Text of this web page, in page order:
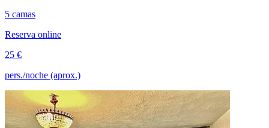
5 camas
Reserva online
25 €
pers./noche (aprox.)